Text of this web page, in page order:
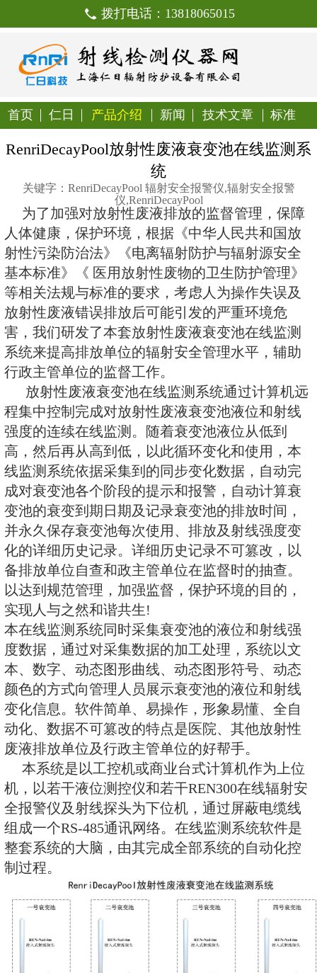
拨打电话：
仁日 产品介绍
RenriDecayPool放射性废液衰
统
关键字：RenriDecayPool 辐射安全报警
仪,RenriDecayPool
为了加强对放射性废液排放的监
人体健康，保护环境，根据《中华
射性污染防治法》《电离辐射防护
基本标准》《 医用放射性废物的
等相关法规与标准的要求，考虑人
放射性废液错误排放后可能引发的
害，我们研发了本套放射性废液衰
系统来提高排放单位的辐射安全管
行政主管单位的监督工作。
放射性废液衰变池在线监测系
程集中控制完成对放射性废液衰变
强度的连续在线监测。随着衰变池
高，然后再从高到低，以此循环变
线监测系统依据采集到的同步变化
成对衰变池各个阶段的提示和报警
变池的衰变到期日期及记录衰变池
并永久保存衰变池每次使用、排放
化的详细历史记录。详细历史记录
备排放单位自查和政主管单位在监
以达到规范管理，加强监督，保护
实现人与之然和谐共生!
本在线监测系统同时采集衰变池
度数据，通过对采集数据的加工
本、数字、动态图形曲线、动态